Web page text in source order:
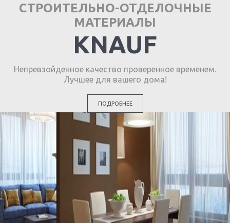
СТРОИТЕЛЬНО-ОТДЕЛОЧНЫЕ
МАТЕРИАЛЫ
KNAUF
Непревзойденное качество проверенное временем.
Лучшее для вашего дома!
ПОДРОБНЕЕ